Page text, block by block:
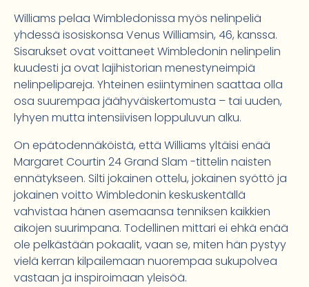
Williams pelaa Wimbledonissa myös nelinpeliä
yhdessä isosiskonsa Venus Williamsin, 46, kanssa.
Sisarukset ovat voittaneet Wimbledonin nelinpelin
kuudesti ja ovat lajihistorian menestyneimpiä
nelinpelipareja. Yhteinen esiintyminen saattaa olla
osa suurempaa jäähyväiskertomusta – tai uuden,
lyhyen mutta intensiivisen loppuluvun alku.
On epätodennäköistä, että Williams yltäisi enää
Margaret Courtin 24 Grand Slam -tittelin naisten
ennätykseen. Silti jokainen ottelu, jokainen syöttö ja
jokainen voitto Wimbledonin keskuskentällä
vahvistaa hänen asemaansa tenniksen kaikkien
aikojen suurimpana. Todellinen mittari ei ehkä enää
ole pelkästään pokaalit, vaan se, miten hän pystyy
vielä kerran kilpailemaan nuorempaa sukupolvea
vastaan ja inspiroimaan yleisöä.